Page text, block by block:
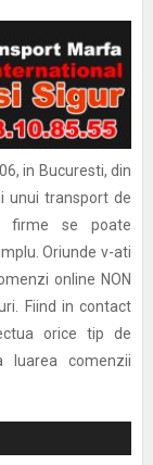
in Bucuresti, din
unui transport de
firme se poate
Oriunde v-ati
online NON
Fiind in contact
orice tip de
comenzii